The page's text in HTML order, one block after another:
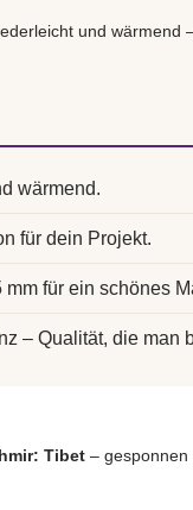
und wärmend
wärmend.
für dein Projekt.
für ein schönes
– Qualität, die man
Tibet –